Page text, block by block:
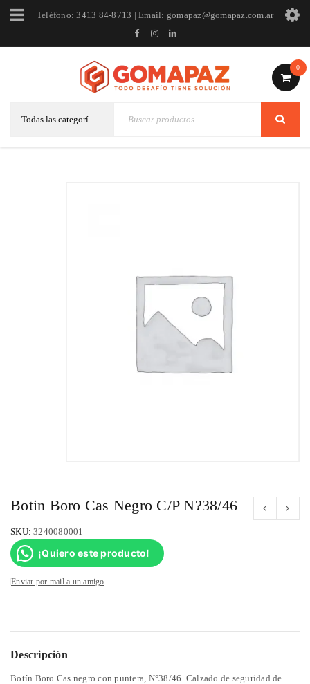
Teléfono: 3413 84-8713 | Email: gomapaz@gomapaz.com.ar
0
Botin Boro Cas Negro C/P N?38/46
SKU: 3240080001
¡Quiero este producto!
Enviar por mail a un amigo
Descripción
Botín Boro Cas negro con puntera, N°38/46. Calzado de seguridad de